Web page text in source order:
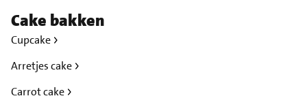
Cake bakken
Cupcake
Arretjes cake
Carrot cake